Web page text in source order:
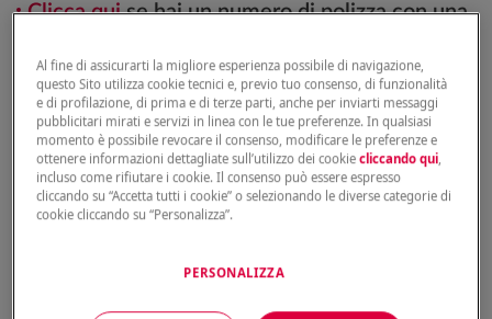
Clicca quise hai un numero di polizza con una
Attenzione: inserisci il codice fiscale del
contraente e il numero di contratto corretto nel
modulo di richiesta.
Chi può recuperare l’attestato di rischio
il proprietario del veicolo assicurato
Al fine di assicurarti la migliore esperienza possibile di navigazione,
questo Sito utilizza cookie tecnici e, previo tuo consenso, di funzionalità
e di profilazione, di prima e di terze parti, anche per inviarti messaggi
pubblicitari mirati e servizi in linea con le tue preferenze. In qualsiasi
momento è possibile revocare il consenso, modificare le preferenze e
ottenere informazioni dettagliate sull’utilizzo dei cookiecliccando qui,
incluso come rifiutare i cookie. Il consenso può essere espresso
cliccando su “Accetta tutti i cookie” o selezionando le diverse categorie di
cookie cliccando su “Personalizza”.
PERSONALIZZA